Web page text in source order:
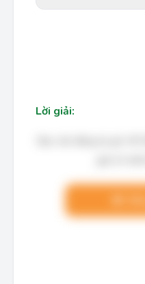
Lời giải: